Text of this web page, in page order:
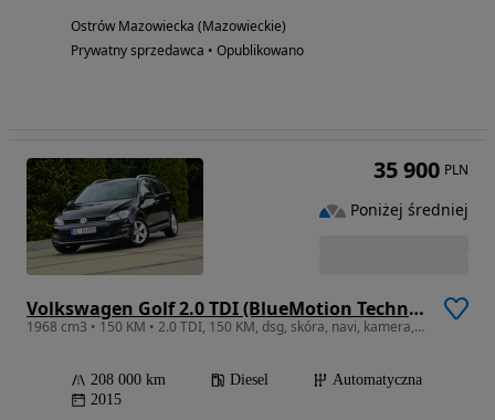
Ostrów Mazowiecka (Mazowieckie)
Prywatny sprzedawca • Opublikowano
Volkswagen Golf 2.0 TDI (BlueMotion Technology) DSG Highline
1968 cm3 • 150 KM • 2.0 TDI, 150 KM, dsg, skóra, navi, kamera, z DE
208 000 km Diesel
Automatyczna
2015
35 900 PLN
Poniżej średniej